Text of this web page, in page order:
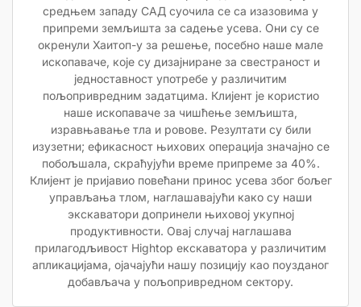
средњем западу САД суочила се са изазовима у
припреми земљишта за садење усева. Они су се
окренули Хаитоп-у за решење, посебно наше мале
ископаваче, које су дизајниране за свестраност и
једноставност употребе у различитим
пољопривредним задатцима. Клијент је користио
наше ископаваче за чишћење земљишта,
изравњавање тла и ровове. Резултати су били
изузетни; ефикасност њихових операција значајно се
побољшала, скраћујући време припреме за 40%.
Клијент је пријавио повећани принос усева због бољег
управљања тлом, наглашавајући како су наши
экскаватори допринели њиховој укупној
продуктивности. Овај случај наглашава
прилагодљивост Hightop екскаватора у различитим
апликацијама, ојачајући нашу позицију као поузданог
добављача у пољопривредном сектору.